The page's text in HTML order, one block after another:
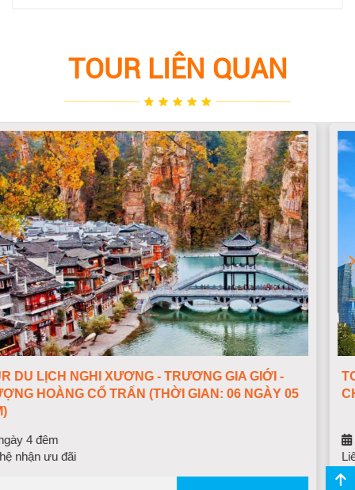
TOUR LIÊN QUAN
-
05
TOUR THƯỢNG HẢI – VÔ TÍCH – Ô TRẤN –
CHÂU 5N5Đ | BAY CHINA EASTERN (MU)